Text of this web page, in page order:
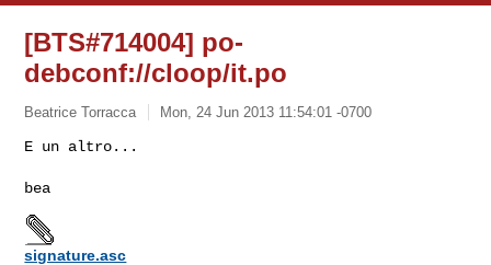
[BTS#714004] po-
debconf://cloop/it.po
Beatrice Torracca Mon, 24 Jun 2013 11:54:01 -0700
E un altro...
signature.asc